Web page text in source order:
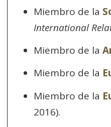
Miembro de la
International
Miembro de la
Miembro de la
Miembro de la
2016).